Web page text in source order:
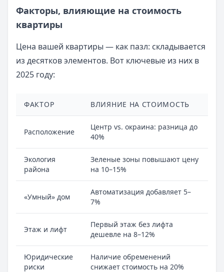
Факторы, влияющие на стоимость
квартиры
Цена вашей квартиры — как пазл: складывается
из десятков элементов. Вот ключевые из них в
2025 году:
ФАКТОР ВЛИЯНИЕ НА СТОИМОСТЬ
Расположение
Центр vs. окраина: разница до
40%
Экология
района
Зеленые зоны повышают цену
на 10–15%
«Умный» дом
Автоматизация добавляет 5–
7%
Этаж и лифт
Первый этаж без лифта
дешевле на 8–12%
Юридические
риски
Наличие обременений
снижает стоимость на 20%